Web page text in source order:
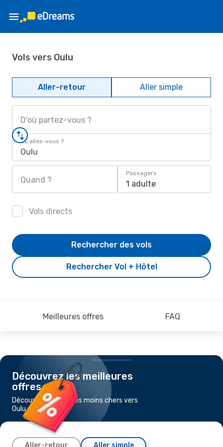
Vols vers Oulu
Aller-retour Aller simple
D'où partez-vous ?
Où allez-vous ?
Oulu
Quand ?
Passagers
1 adulte
Vols directs
Rechercher Vol + Hôtel
Rechercher des vols
Meilleures offres FAQ
Découvrez les meilleures
offres
Découvrez les vols les moins chers vers
Oulu
Aller-retour Aller simple